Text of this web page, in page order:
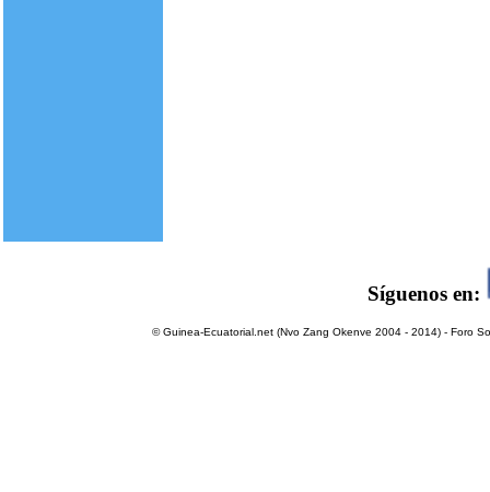
Síguenos en:
© Guinea-Ecuatorial.net (Nvo Zang Okenve 2004 - 2014) - Foro